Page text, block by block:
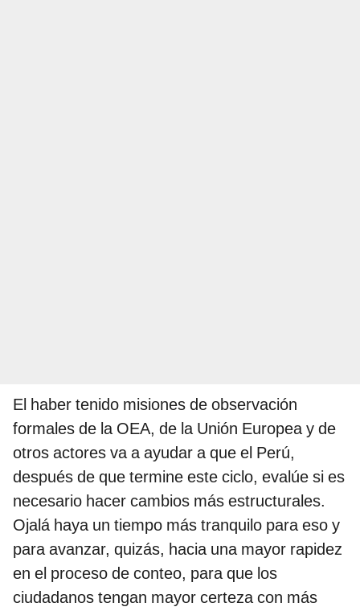
El haber tenido misiones de observación
formales de la OEA, de la Unión Europea y de
otros actores va a ayudar a que el Perú,
después de que termine este ciclo, evalúe si es
necesario hacer cambios más estructurales.
Ojalá haya un tiempo más tranquilo para eso y
para avanzar, quizás, hacia una mayor rapidez
en el proceso de conteo, para que los
ciudadanos tengan mayor certeza con más